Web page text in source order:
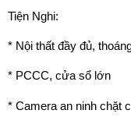
Tiện Nghi:
* Nội thất đầy đủ,
* PCCC, cửa sổ lớn
* Camera an ninh chặt